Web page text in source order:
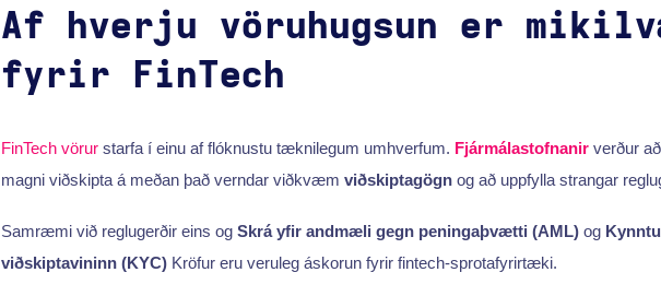
Af hverju vöruhugsun er
fyrir FinTech
FinTech vörurstarfa í einu af flóknustu tæknilegum umhverfum. Fjármálastofnanirverður
magni viðskipta á meðan það verndar viðkvæm viðskiptagögnog að uppfylla strangar
Samræmi við reglugerðir eins og Skrá yfir andmæli gegn peningaþvætti (AML)og
viðskiptavininn (KYC)Kröfur eru veruleg áskorun fyrir fintech-sprotafyrirtæki.